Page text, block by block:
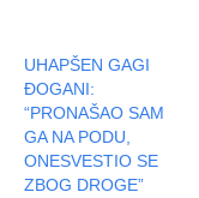
UHAPŠEN GAGI
ĐOGANI:
“PRONAŠAO SAM
GA NA PODU,
ONESVESTIO SE
ZBOG DROGE”